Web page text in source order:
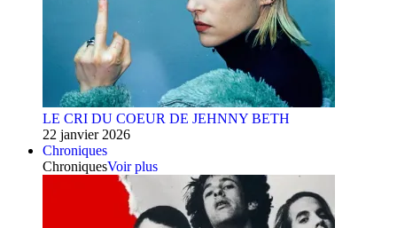
LE CRI DU COEUR DE JEHNNY BETH
22 janvier 2026
Chroniques
ChroniquesVoir plus